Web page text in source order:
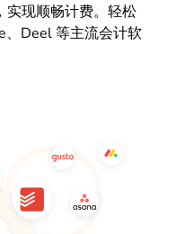
实现顺畅计费。轻松
、Deel 等主流会计软